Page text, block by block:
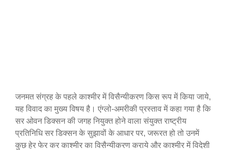
जनमत संग्रह के पहले काश्मीर में विसैन्यीकरण किस रूप में किया जाये,
यह विवाद का मुख्य विषय है। एंग्लो-अमरीकी प्रस्ताव में कहा गया है कि
सर ओवन डिक्सन की जगह नियुक्त होने वाला संयुक्त राष्ट्रीय
प्रतिनिधि सर डिक्सन के सुझावों के आधार पर, जरूरत हो तो उनमें
कुछ हेर फेर कर काश्मीर का विसैन्यीकरण कराये और काश्मीर में विदेशी